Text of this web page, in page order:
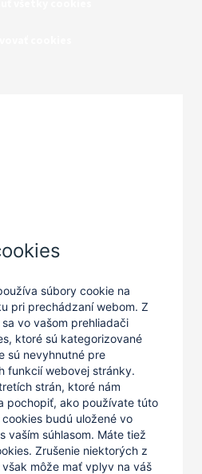
súbory cookie na
pri prechádzaní webom. Z
vo vašom prehliadači
ktoré sú kategorizované
sú nevyhnutné pre
funkcií webovej stránky.
strán, ktoré nám
pochopiť, ako používate túto
budú uložené vo
vaším súhlasom. Máte tiež
Zrušenie niektorých z
môže mať vplyv na váš